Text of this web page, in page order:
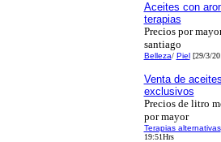
Aceites con
terapias
Precios por
santiago
Belleza/ Piel[29/3/
Venta de
exclusivos
Precios de litro
por mayor
Terapias alternativas
19:51Hrs